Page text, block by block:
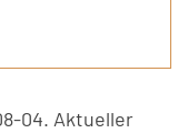
04. Aktueller